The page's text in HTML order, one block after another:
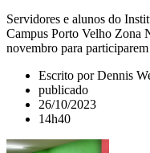
Servidores e alunos do
Campus Porto Velho Zona
novembro para
Escrito por Dennis
publicado
26/10/2023
14h40